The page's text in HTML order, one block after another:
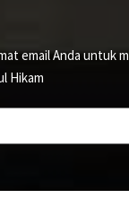
email Anda untuk
Hikam